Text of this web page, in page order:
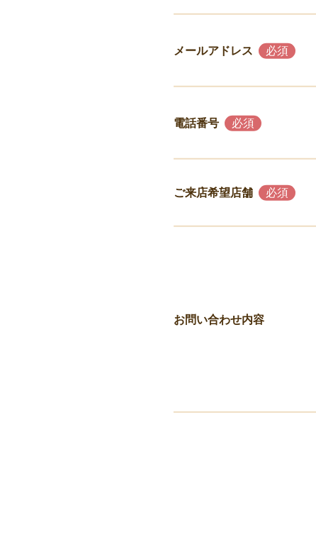
メールアドレス
電話番号
ご来店希望店舗
お問い合わせ内容